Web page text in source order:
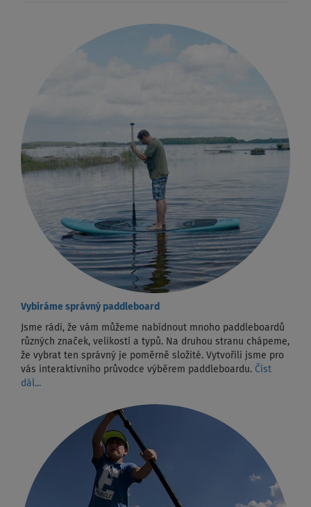
Vybíráme správný paddleboard
Jsme rádi, že vám můžeme nabídnout mnoho paddleboardů
různých značek, velikostí a typů. Na druhou stranu chápeme,
že vybrat ten správný je poměrně složité. Vytvořili jsme pro
vás interaktivního průvodce výběrem paddleboardu. Číst
dál...